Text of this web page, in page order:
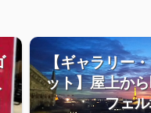
【ギャラリー
ット】屋上か
フェ